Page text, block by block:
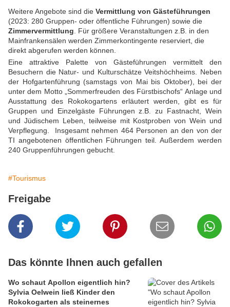
Weitere Angebote sind die Vermittlung von Gästeführungen
(2023: 280 Gruppen- oder öffentliche Führungen) sowie die
Zimmervermittlung . Für größere Veranstaltungen z.B. in den
Mainfrankensälen werden Zimmerkontingente reserviert, die
direkt abgerufen werden können.
Eine attraktive Palette von Gästeführungen vermittelt den
Besuchern die Natur- und Kulturschätze Veitshöchheims. Neben
der Hofgartenführung (samstags von Mai bis Oktober), bei der
unter dem Motto „Sommerfreuden des Fürstbischofs“ Anlage und
Ausstattung des Rokokogartens erläutert werden, gibt es für
Gruppen und Einzelgäste Führungen z.B. zu Fastnacht, Wein
und Jüdischem Leben, teilweise mit Kostproben von Wein und
Verpflegung. Insgesamt nehmen 464 Personen an den von der
TI angebotenen öffentlichen Führungen teil. Außerdem werden
240 Gruppenführungen gebucht.
#Tourismus
Freigabe
Das könnte Ihnen auch gefallen
Wo schaut Apollon eigentlich hin?
Sylvia Oelwein ließ Kinder den
Rokokogarten als steinernes